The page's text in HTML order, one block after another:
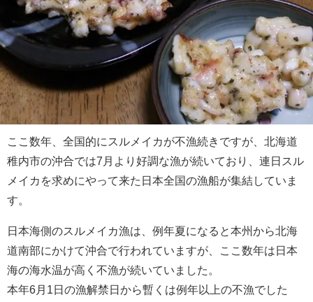
ここ数年、全国的にスルメイカが不漁続きですが、北海道
稚内市の沖合では7月より好調な漁が続いており、連日スル
メイカを求めにやって来た日本全国の漁船が集結していま
す。
日本海側のスルメイカ漁は、例年夏になると本州から北海
道南部にかけて沖合で行われていますが、ここ数年は日本
海の海水温が高く不漁が続いていました。
本年6月1日の漁解禁日から暫くは例年以上の不漁でした